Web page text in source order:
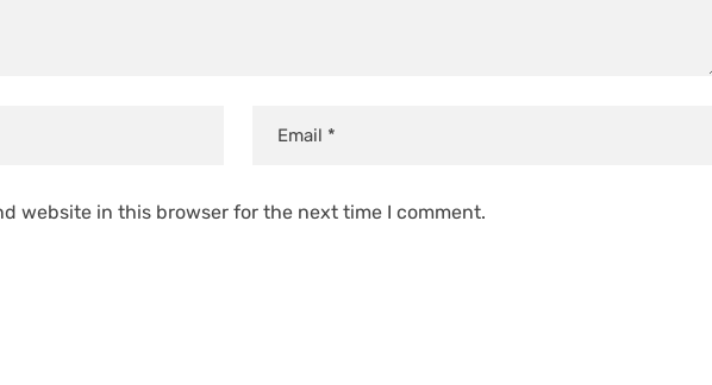
website in this browser for the next time I comment.